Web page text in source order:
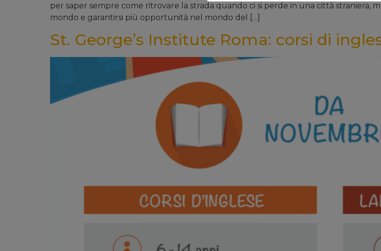
per saper sempre come ritrovare la strada quando ci si perde in una città
mondo e garantirsi più opportunità nel mondo del […]
St. George’s Institute Roma: corsi di